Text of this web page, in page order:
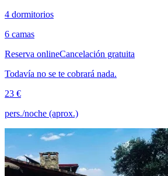
4 dormitorios
6 camas
Reserva onlineCancelación gratuita
Todavía no se te cobrará nada.
23 €
pers./noche (aprox.)